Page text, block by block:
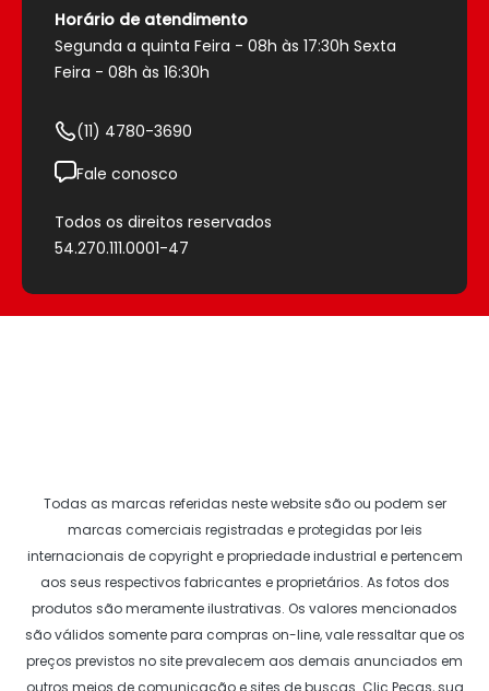
Sobre nós
Segurança
Política de envio
Política de pagamento
Trocas e devoluções
Horário de atendimento
Segunda a quinta Feira - 08h às 17:30h Sexta
Feira - 08h às 16:30h
(11) 4780-3690
Fale conosco
Todos os direitos reservados
54.270.111.0001-47
Todas as marcas referidas neste website são ou podem ser
marcas comerciais registradas e protegidas por leis
internacionais de copyright e propriedade industrial e pertencem
aos seus respectivos fabricantes e proprietários. As fotos dos
produtos são meramente ilustrativas. Os valores mencionados
são válidos somente para compras on-line, vale ressaltar que os
preços previstos no site prevalecem aos demais anunciados em
outros meios de comunicação e sites de buscas. Clic Peças, sua